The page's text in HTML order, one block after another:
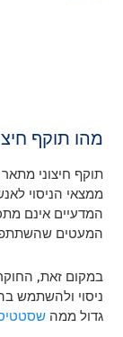
מהו תוקף
תוקף חיצוני
ממצאי הניסוי
המדעיים אינם
המעטים
במקום זאת,
ניסוי ולהשתמש
גדול ממה